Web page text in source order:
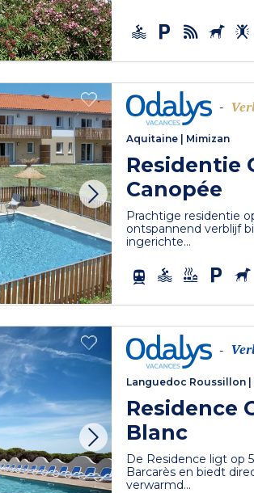
-
Aquitaine Mimizan
Residentie
Canopée
Prachtige residentie
ontspannend verblijf
ingerichte...
-
Languedoc Roussillon
Residence
Blanc
De Residence ligt op
Barcarès en biedt
verwarmd...